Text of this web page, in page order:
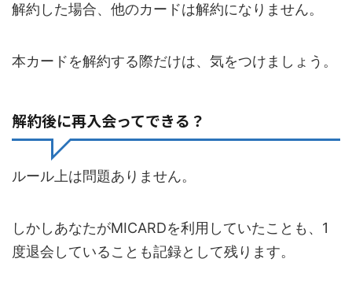
解約した場合、他のカードは解約になりません。
本カードを解約する際だけは、気をつけましょう。
解約後に再入会ってできる？
ルール上は問題ありません。
しかしあなたがMICARDを利用していたことも、1
度退会していることも記録として残ります。